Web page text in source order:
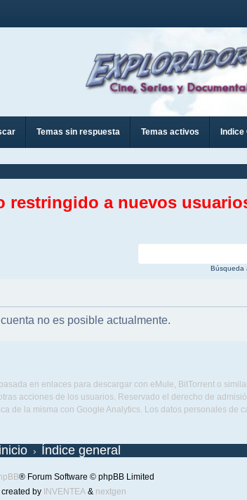
Temas sin respuesta Temas activos Indice
restringido a nuevos
no es posible actualmente.
en enlaces para descargar con eMule, BitTorrent o
acciones de los usuarios. Reservado el derecho de
de la misma con Google Analytics. Los datos personales de
Índice general
® Forum Software © phpBB Limited
by INVENTEA& nextgen